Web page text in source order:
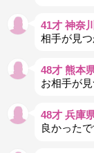
41才 神奈
相手が見
48才 熊本
お相手が
48才 兵庫
良かった